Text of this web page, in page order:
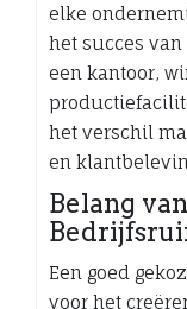
elke
het succes
een kantoor,
het verschil
en
Belang
Een goed
voor het